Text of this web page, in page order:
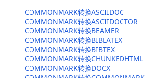
COMMONMARK转换ASCIIDOC
COMMONMARK转换ASCIIDOCTOR
COMMONMARK转换BEAMER
COMMONMARK转换BIBLATEX
COMMONMARK转换BIBTEX
COMMONMARK转换CHUNKEDHTML
COMMONMARK转换DOCX